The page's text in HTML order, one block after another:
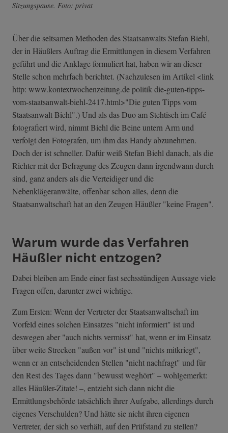
Sitzungspause. Foto: privat
Über die seltsamen Methoden des Staatsanwalts Stefan Biehl,
der in Häußlers Auftrag die Ermittlungen in diesem Verfahren
geführt und die Anklage formuliert hat, haben wir an dieser
Stelle schon mehrfach berichtet. (Nachzulesen im Artikel <link
http: www.kontextwochenzeitung.de politik die-guten-tipps­-
vom-staatsanwa­lt-biehl-2417.h­tml>"Die guten Tipps vom
Staatsanwalt Biehl".) Und als das Duo am Stehtisch im Café
fotografiert wird, nimmt Biehl die Beine untern Arm und
verfolgt den Fotografen, um ihm das Handy abzunehmen.
Doch der ist schneller. Dafür weiß Stefan Biehl danach, als die
Richter mit der Befragung des Zeugen dann irgendwann durch
sind, ganz anders als die Verteidiger und die
Nebenklägeranwälte, offenbar schon alles, denn die
Staatsanwaltschaft hat an den Zeugen Häußler "keine Fragen".
Warum wurde das Verfahren
Häußler nicht entzogen?
Dabei bleiben am Ende einer fast sechsstündigen Aussage viele
Fragen offen, darunter zwei wichtige.
Zum Ersten: Wenn der Vertreter der Staatsanwaltschaft im
Vorfeld eines solchen Einsatzes "nicht informiert" ist und
deswegen aber "auch nichts vermisst" hat, wenn er im Einsatz
über weite Strecken "außen vor" ist und "nichts mitkriegt",
wenn er an entscheidenden Stellen "nicht nachfragt" und für
den Rest des Tages dann "bewusst weghört" – wohlgemerkt:
alles Häußler-Zitate! –, entzieht sich dann nicht die
Ermittlungsbehörde tatsächlich ihrer Aufgabe, allerdings durch
eigenes Verschulden? Und hätte sie nicht ihren eigenen
Vertreter, der sich so verhält, auf den Prüfstand zu stellen?